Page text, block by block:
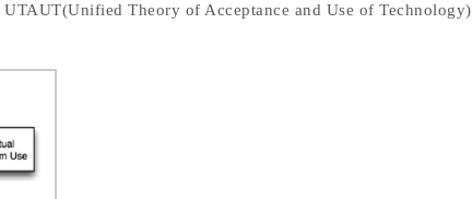
Theory of Acceptance and Use of Technology)